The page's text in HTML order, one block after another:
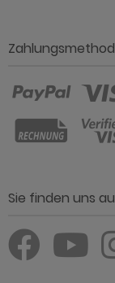
Sie finden uns